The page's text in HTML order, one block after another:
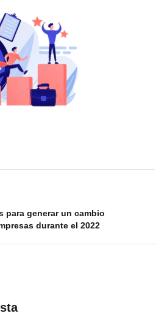
para generar un cambio
durante el 2022